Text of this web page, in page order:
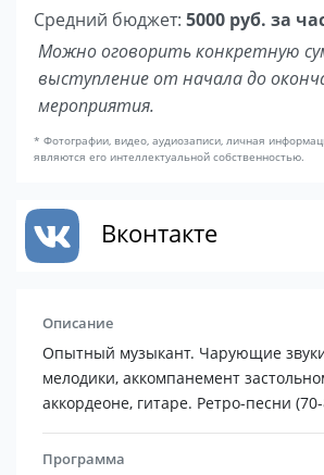
Средний бюджет: 5000 руб. за
Можно оговорить конкретную
выступление от начала до
мероприятия.
* Фотографии, видео, аудиозаписи, личная
являются его интеллектуальной собственностью.
Вконтакте
Описание
Опытный музыкант. Чарующие
мелодики, аккомпанемент
аккордеоне, гитаре. Ретро-песни
Программа